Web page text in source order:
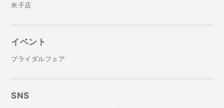
米子店
イベント
ブライダルフェア
SNS